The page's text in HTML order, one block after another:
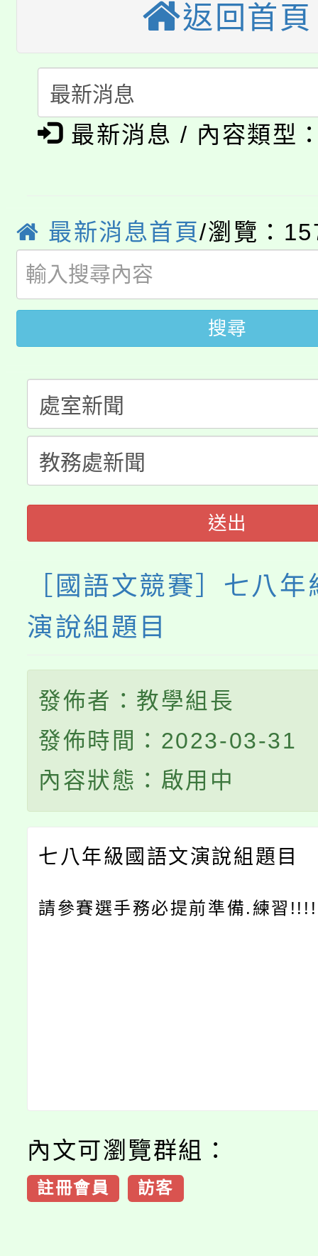
半價優惠，詳情可洽有
者。
份教師增能研習
大溪自造教育及科技
份教師研習
淨零綠生活教案入校路
會
115年食農教育專業人
程
「本色祭」8/29、30在
局官網。
8月14至27日，桃園電
開!
115年桃園市運動會8/
田徑場及游泳池舉行。
桃園市低收入戶享有免
視費優惠，中低收入戶
半價優惠，詳情可洽有
者。
大園自造教育及科技
份教師增能研習
大溪自造教育及科技中
份教師研習
淨零綠生活教案入校路
會
115年食農教育專業人
程
返回首頁
最新消息 / 內容類型
最新消息首頁/瀏覽：
搜尋
送出
［國語文競賽］七八
演說組題目
發佈者：教學組長
發佈時間：2023-03-31
內容狀態：啟用中
七八年級國語文演說組題目
請參賽選手務必提前準備.練習!!!!
內文可瀏覽群組：
註冊會員 訪客